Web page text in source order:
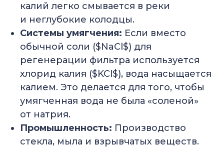
калий легко смывается в реки
и неглубокие колодцы.
Системы умягчения: Если вместо
обычной соли ($NaCl$) для
регенерации фильтра используется
хлорид калия ($KCl$), вода насыщается
калием. Это делается для того, чтобы
умягченная вода не была «соленой»
от натрия.
Промышленность: Производство
стекла, мыла и взрывчатых веществ.